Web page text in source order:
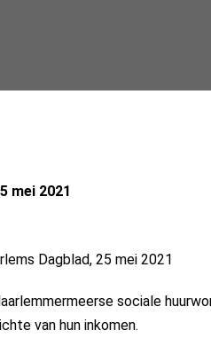
mei 2021
Dagblad, 25 mei 2021
sociale
van hun inkomen.